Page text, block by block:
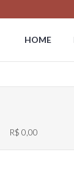
HOME
R$ 0,00